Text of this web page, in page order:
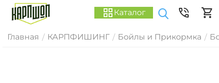
Каталог
Главная / КАРПФИШИНГ / Бойлы и Прикормка /